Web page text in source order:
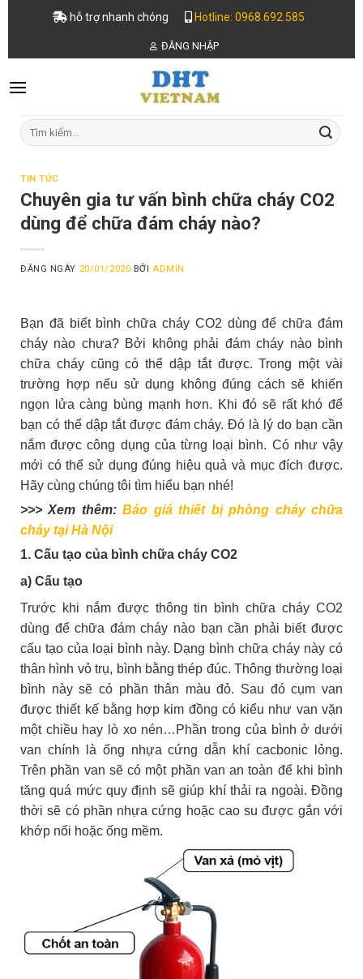
hỗ trợ nhanh chóng Hotline: 0968.692.585
ĐĂNG NHẬP
Tìm
kiếm:
TIN TỨC
Chuyên gia tư vấn bình chữa cháy CO2
dùng để chữa đám cháy nào?
ĐĂNG NGÀY 20/01/2020 BỞIADMIN
Bạn đã biết bình chữa cháy CO2 dùng để chữa đám
cháy nào chưa? Bởi không phải đám cháy nào bình
chữa cháy cũng có thể dập tắt được. Trong một vài
trường hợp nếu sử dụng không đúng cách sẽ khiến
ngọn lửa càng bùng mạnh hơn. Khi đó sẽ rất khó để
bạn có thể dập tắt được đám cháy. Đó là lý do bạn cần
nắm được công dụng của từng loại bình. Có như vậy
mới có thể sử dụng đúng hiệu quả và mục đích được.
Hãy cùng chúng tôi tìm hiểu bạn nhé!
>>> Xem thêm:Báo giá thiết bị phòng cháy chữa
cháy tại Hà Nội
1. Cấu tạo của bình chữa cháy CO2
a) Cấu tạo
Trước khi nắm được thông tin bình chữa cháy CO2
dùng để chữa đám cháy nào bạn cần phải biết được
cấu tạo của loại bình này. Dạng bình chữa cháy này có
thân hình vỏ trụ, bình bằng thép đúc. Thông thường loại
bình này sẽ có phần thân màu đỏ. Sau đó cụm van
được thiết kế bằng hợp kim đồng có kiểu như van vặn
một chiều hay lò xo nén…Phần trong của bình ở dưới
van chính là ống nhựa cứng dẫn khí cacbonic lỏng.
Trên phần van sẽ có một phần van an toàn để khi bình
tăng quá mức quy định sẽ giúp khí thải ra ngoài. Đồng
thời sẽ có phần nhựa cứng hoặc cao su được gắn với
khớp nối hoặc ống mềm.